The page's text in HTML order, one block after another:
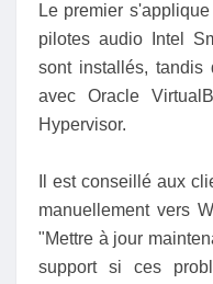
Le premier
pilotes audio Intel
sont installés, tandis
avec Oracle
Hypervisor.
Il est conseillé aux
manuellement vers
"Mettre à jour
support si ces